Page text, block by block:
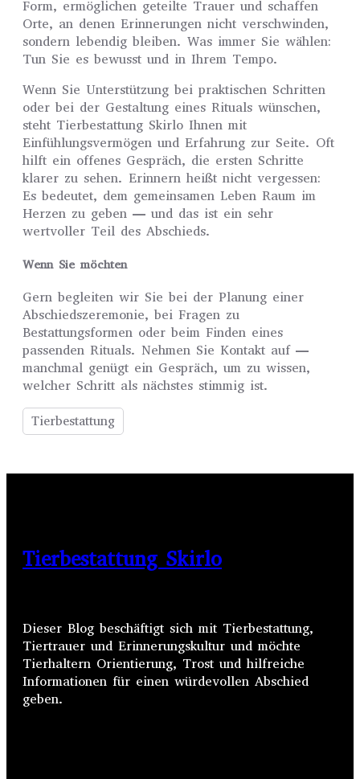
Form, ermöglichen geteilte Trauer und schaffen
Orte, an denen Erinnerungen nicht verschwinden,
sondern lebendig bleiben. Was immer Sie wählen:
Tun Sie es bewusst und in Ihrem Tempo.
Wenn Sie Unterstützung bei praktischen Schritten
oder bei der Gestaltung eines Rituals wünschen,
steht Tierbestattung Skirlo Ihnen mit
Einfühlungsvermögen und Erfahrung zur Seite. Oft
hilft ein offenes Gespräch, die ersten Schritte
klarer zu sehen. Erinnern heißt nicht vergessen:
Es bedeutet, dem gemeinsamen Leben Raum im
Herzen zu geben — und das ist ein sehr
wertvoller Teil des Abschieds.
Wenn Sie möchten
Gern begleiten wir Sie bei der Planung einer
Abschiedszeremonie, bei Fragen zu
Bestattungsformen oder beim Finden eines
passenden Rituals. Nehmen Sie Kontakt auf —
manchmal genügt ein Gespräch, um zu wissen,
welcher Schritt als nächstes stimmig ist.
Tierbestattung
Tierbestattung Skirlo
Dieser Blog beschäftigt sich mit Tierbestattung,
Tiertrauer und Erinnerungskultur und möchte
Tierhaltern Orientierung, Trost und hilfreiche
Informationen für einen würdevollen Abschied
geben.